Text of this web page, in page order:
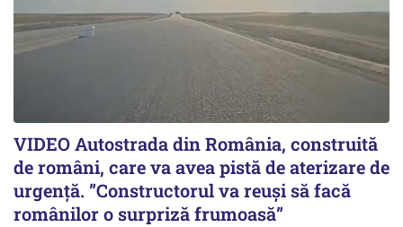
VIDEO Autostrada din România, construită
de români, care va avea pistă de aterizare de
urgență. ”Constructorul va reuși să facă
românilor o surpriză frumoasă”